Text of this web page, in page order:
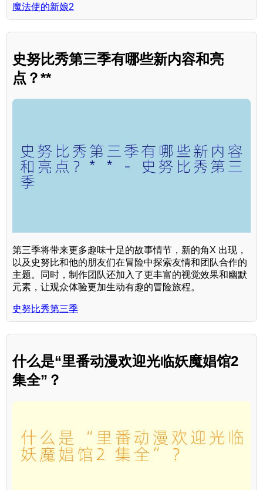
魔法使的新娘2
史努比秀第三季有哪些新内容和亮
点？**
第三季将带来更多趣味十足的故事情节，新的角X 出现，
以及史努比和他的朋友们在冒险中探索友情和团队合作的
主题。同时，制作团队还加入了更丰富的视觉效果和幽默
元素，让观众体验更加生动有趣的冒险旅程。
史努比秀第三季
什么是“里番动漫欢迎光临妖魔娼馆2
集全”？